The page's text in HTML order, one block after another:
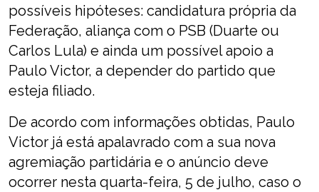
possíveis hipóteses: candidatura própria da
Federação, aliança com o PSB (Duarte ou
Carlos Lula) e ainda um possível apoio a
Paulo Victor, a depender do partido que
esteja filiado.
De acordo com informações obtidas, Paulo
Victor já está apalavrado com a sua nova
agremiação partidária e o anúncio deve
ocorrer nesta quarta-feira, 5 de julho, caso o